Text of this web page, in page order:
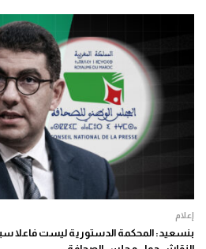
إعلام
بنسعيد: المحكمة الدستورية ليست فاعلا